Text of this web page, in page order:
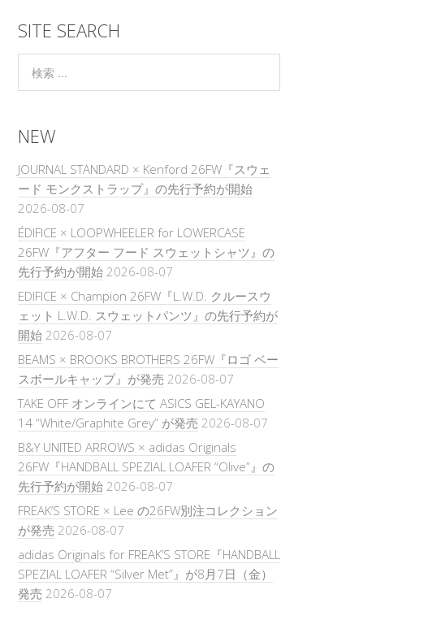
SITE SEARCH
NEW
JOURNAL STANDARD × Kenford 26FW『スウェ
ード モンクストラップ』の先行予約が開始
2026-08-07
ÉDIFICE × LOOPWHEELER for LOWERCASE
26FW『アフター フード スウェットシャツ』の
先行予約が開始 2026-08-07
EDIFICE × Champion 26FW『L.W.D. クルースウ
ェット L.W.D. スウェットパンツ』の先行予約が
開始 2026-08-07
BEAMS × BROOKS BROTHERS 26FW『ロゴ ベー
スボールキャップ』が発売 2026-08-07
TAKE OFF オンラインにて ASICS GEL-KAYANO
14 “White/Graphite Grey” が発売 2026-08-07
B&Y UNITED ARROWS × adidas Originals
26FW『HANDBALL SPEZIAL LOAFER “Olive”』の
先行予約が開始 2026-08-07
FREAK’S STORE × Lee の26FW別注コレクション
が発売 2026-08-07
adidas Originals for FREAK’S STORE『HANDBALL
SPEZIAL LOAFER “Silver Met”』が8月7日（金）
発売 2026-08-07